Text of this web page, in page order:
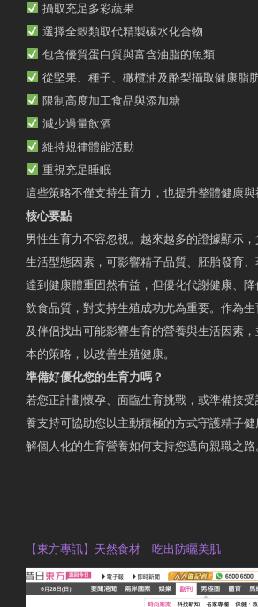
攝取充足多彩蔬果
選擇全穀類取代精製碳水化合物
包含優質蛋白質與富含油脂的魚類
從堅果、種子、橄欖油及酪梨攝取健康脂
限制高度加工食品與添加糖
減少過量飲酒
維持規律體能活動
重視充足睡眠
這些策略不僅支持生育力，也提升整體健康與
核心要點
男性生育力不容忽視。越來越多的證據顯示
生活型態因素，可影響精子品質、胚胎發育、
達到健康體重固然有益，但優化代謝健康、
飲食品質，對支持生殖成功尤為重要。作為
及伴侶找出可能影響生育的營養與生活因素
本的策略，以改善生殖健康。
準備好優化您的生育力嗎？
若您正計劃懷孕、面臨生育挑戰，或準備接
養支持可協助您以主動積極的方式守護精子
解個人化的生育營養如何支持您邁向親職之路
【東方專訊】天然食材 吃出防曬美肌